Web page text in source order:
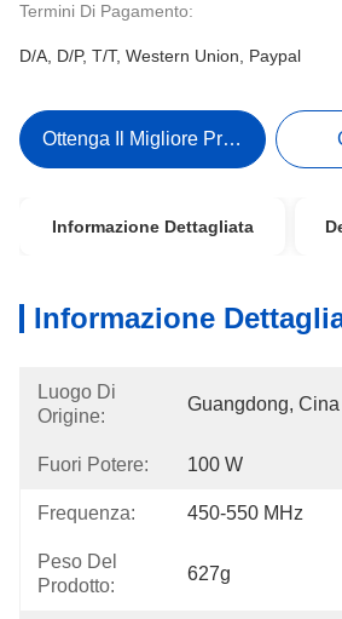
Termini Di Pagamento:
D/A, D/P, T/T, Western Union, Paypal
Ottenga Il Migliore Prezzo
Informazione Dettagliata
Informazione
Luogo Di
Origine:
Guangdong, Cina
Fuori Potere: 100 W
Frequenza: 450-550 MHz
Peso Del
Prodotto:
627g